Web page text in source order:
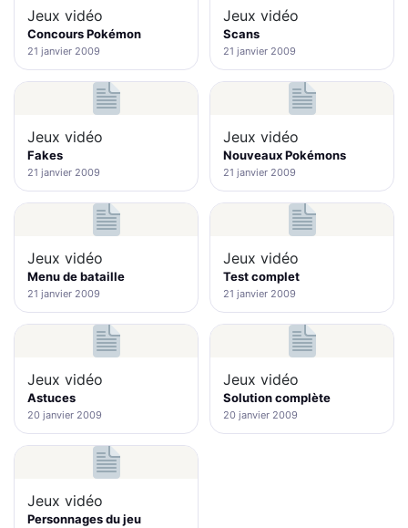
Jeux vidéo
Concours Pokémon
21 janvier 2009
Jeux vidéo
Scans
21 janvier 2009
Jeux vidéo
Fakes
21 janvier 2009
Jeux vidéo
Nouveaux Pokémons
21 janvier 2009
Jeux vidéo
Menu de bataille
21 janvier 2009
Jeux vidéo
Test complet
21 janvier 2009
Jeux vidéo
Astuces
20 janvier 2009
Jeux vidéo
Solution complète
20 janvier 2009
Jeux vidéo
Personnages du jeu